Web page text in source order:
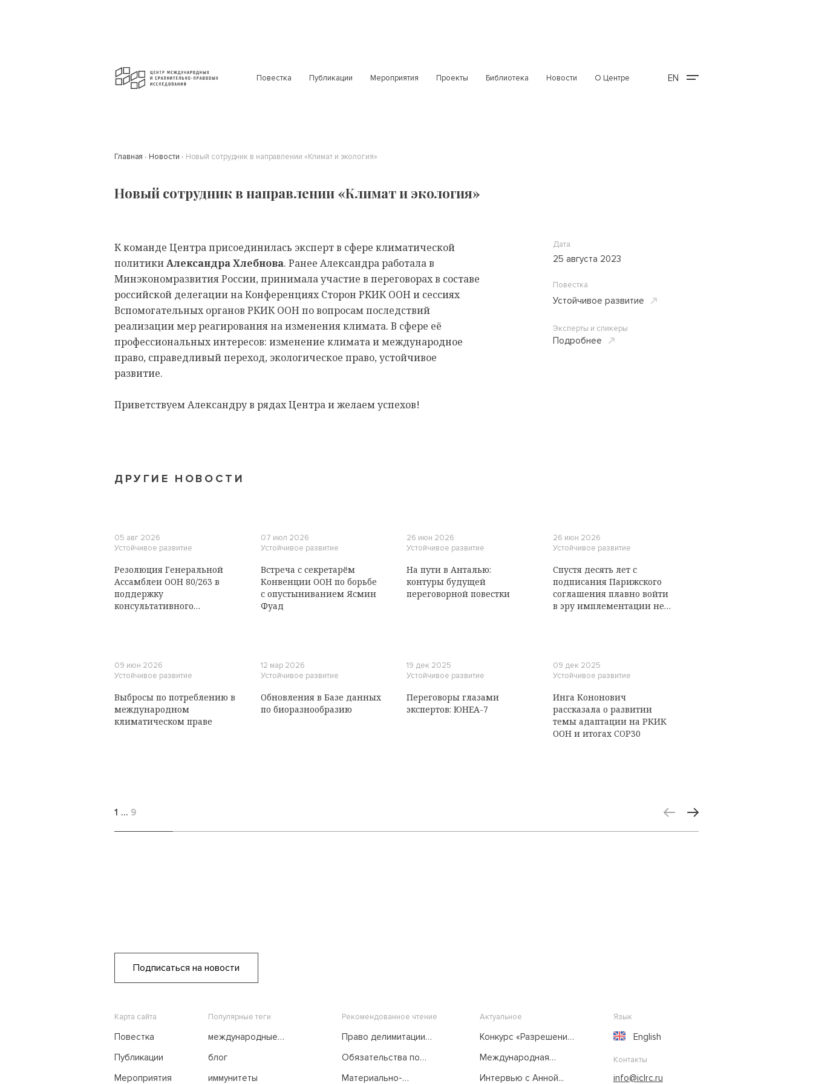
Повестка Публикации Мероприятия Проекты Библиотека Новости О Центре EN
Главная Новости Новый сотрудник в направлении «Климат и экология»
Новый сотрудник в направлении «Климат и экология»
К команде Центра присоединилась эксперт в сфере климатической
политикиАлександра Хлебнова. Ранее Александра работала в
Минэкономразвития России, принимала участие в переговорах в составе
российской делегации на Конференциях Сторон РКИК ООН и сессиях
Вспомогательных органов РКИК ООН по вопросам последствий
реализации мер реагирования на изменения климата. В сфере её
профессиональных интересов: изменение климата и международное
право, справедливый переход, экологическое право, устойчивое
развитие.
Приветствуем Александру в рядах Центра и желаем успехов!
Дата
25 августа 2023
Повестка
Устойчивое развитие
Эксперты и спикеры
Подробнее
ДРУГИЕ НОВОСТИ
05 авг 2026
Устойчивое развитие
Резолюция Генеральной
Ассамблеи ООН 80/263 в
поддержку
консультативного
07 июл 2026
Устойчивое развитие
Встреча с секретарём
Конвенции ООН по борьбе
с опустыниванием Ясмин
Фуад
26 июн 2026
Устойчивое развитие
На пути в Анталью:
контуры будущей
переговорной повестки
26 июн 2026
Устойчивое развитие
Спустя десять лет с
подписания Парижского
соглашения плавно войти
в эру имплементации не
09 июн 2026
Устойчивое развитие
Выбросы по потреблению в
международном
климатическом праве
12 мар 2026
Устойчивое развитие
Обновления в Базе данных
по биоразнообразию
19 дек 2025
Устойчивое развитие
Переговоры глазами
экспертов: ЮНЕА-7
09 дек 2025
Устойчивое развитие
Инга Кононович
рассказала о развитии
темы адаптации на РКИК
ООН и итогах COP30
1 … 9
Подписаться на новости
Карта сайта
Повестка
Публикации
Мероприятия
Популярные теги
международные
блог
иммунитеты
Рекомендованное чтение
Право делимитации
его развитии
Обязательства по
праву. Лекции Летней
Материально-
Актуальное
Конкурс «Разрешение
Международная
Интервью с Анной...
Язык
English
Контакты
info@iclrc.ru